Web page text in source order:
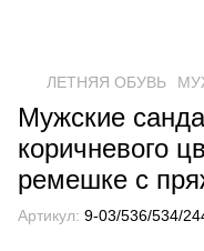
ЛЕТНЯЯ ОБУВЬ
Мужские
коричневого
ремешке с
Артикул: 9-03/536/534/